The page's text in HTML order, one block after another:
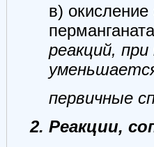
в)
реакций,
первичные
Реакции,